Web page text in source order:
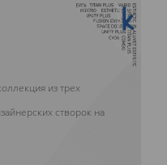
10 ЛЕТ ГАРАНТИИ
из трех
створок на